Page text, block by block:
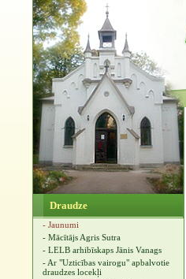
Draudze
- Jaunumi
- Mācītājs Agris Sutra
- LELB arhibīskaps Jānis Vanags
- Ar "Uzticības vairogu" apbalvotie
draudzes locekļi